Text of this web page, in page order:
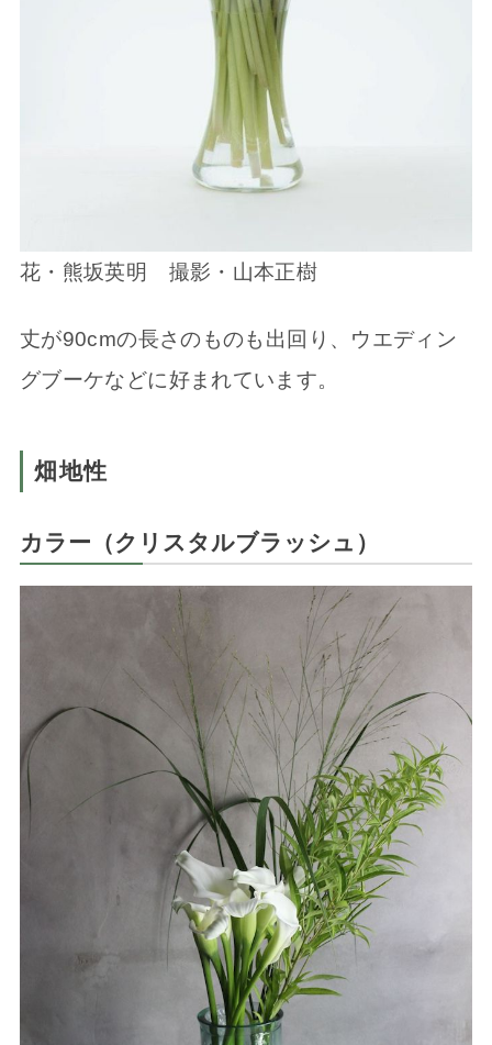
花・熊坂英明 撮影・山本正樹
丈が90cmの長さのものも出回り、ウエディン
グブーケなどに好まれています。
畑地性
カラー（クリスタルブラッシュ）